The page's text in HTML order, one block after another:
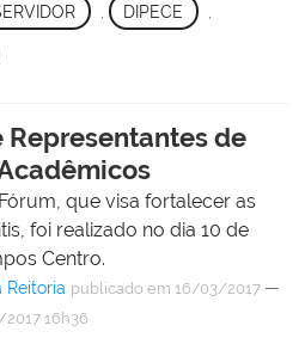
DIPECE
Representantes de
que visa fortalecer as
foi realizado no dia 10 de
Centro.
Reitoria publicado em 16/03/2017 —
16h36